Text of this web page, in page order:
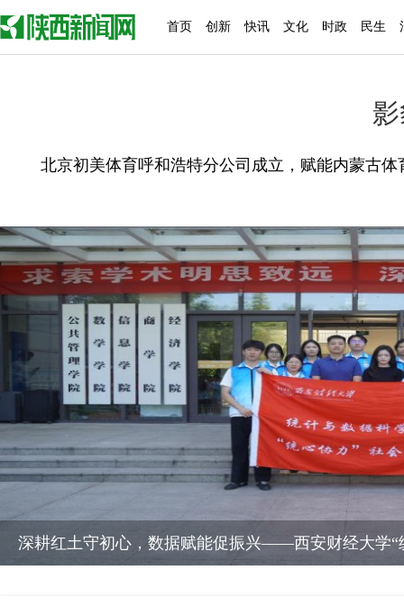
首页 创新 快讯 文化 时政 民生
北京初美体育呼和浩特分公司成立，赋能内蒙古体
深耕红土守初心，数据赋能促振兴——西安财经大学“